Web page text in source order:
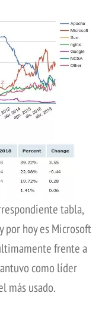
tabla,
por hoy es Microsoft
frente a
como líder
más usado.